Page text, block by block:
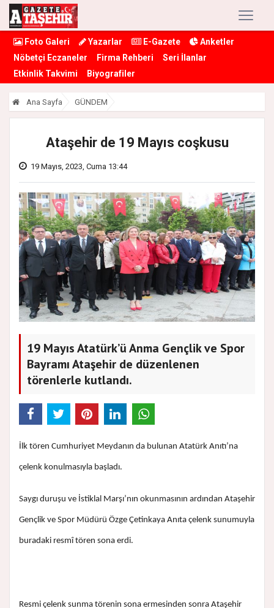
Foto Galeri Yazarlar E-Gazete
Anketler
Nöbetçi Eczaneler
Firma Rehberi
Seri İlanlar
Etkinlik Takvimi
Biyografiler
Ana Sayfa GÜNDEM
Ataşehir de 19 Mayıs coşkusu
19 Mayıs, 2023, Cuma 13:44
19 Mayıs Atatürk’ü Anma Gençlik ve Spor
Bayramı Ataşehir de düzenlenen
törenlerle kutlandı.
İlk tören Cumhuriyet Meydanın da bulunan Atatürk Anıtı’na
çelenk konulmasıyla başladı.
Saygı duruşu ve İstiklal Marşı’nın okunmasının ardından Ataşehir
Gençlik ve Spor Müdürü Özge Çetinkaya Anıta çelenk sunumuyla
buradaki resmî tören sona erdi.
Resmi çelenk sunma törenin sona ermesinden sonra Ataşehir